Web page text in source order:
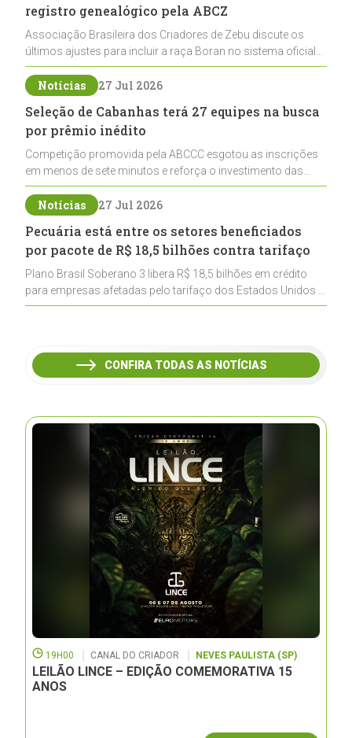
registro genealógico pela ABCZ
Associação Brasileira dos Criadores de Zebu discute os
últimos ajustes para incluir a raça Boran no sistema oficial
de registros, abrindo caminho para sua expansão na
pecuária nacional
Notícias 27 Jul 2026
Seleção de Cabanhas terá 27 equipes na busca
por prêmio inédito
Competição promovida pela ABCCC esgotou as inscrições
em menos de sete minutos e reforça o investimento das
cabanhas na seleção genética de Cavalos Crioulos voltados
ao laço
Notícias 27 Jul 2026
Pecuária está entre os setores beneficiados
por pacote de R$ 18,5 bilhões contra tarifaço
Plano Brasil Soberano 3 libera R$ 18,5 bilhões em crédito
para empresas afetadas pelo tarifaço dos Estados Unidos e
inclui a pecuária entre os setores estratégicos
CONFIRA TODAS AS NOTÍCIAS
19H00 CANAL DO CRIADOR NEVES PAULISTA (SP)
LEILÃO LINCE – EDIÇÃO COMEMORATIVA 15
ANOS